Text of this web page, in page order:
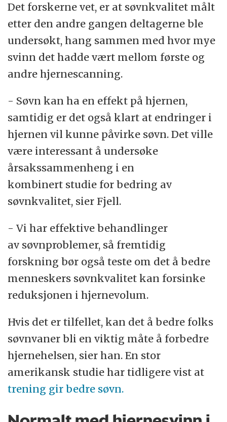
Det forskerne vet, er at søvnkvalitet målt
etter den andre gangen deltagerne ble
undersøkt, hang sammen med hvor mye
svinn det hadde vært mellom første og
andre hjernescanning.
- Søvn kan ha en effekt på hjernen,
samtidig er det også klart at endringer i
hjernen vil kunne påvirke søvn. Det ville
være interessant å undersøke
årsakssammenheng i en
kombinert studie for bedring av
søvnkvalitet, sier Fjell.
- Vi har effektive behandlinger
av søvnproblemer, så fremtidig
forskning bør også teste om det å bedre
menneskers søvnkvalitet kan forsinke
reduksjonen i hjernevolum.
Hvis det er tilfellet, kan det å bedre folks
søvnvaner bli en viktig måte å forbedre
hjernehelsen, sier han. En stor
amerikansk studie har tidligere vist at
trening gir bedre søvn.